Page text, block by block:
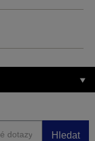
Hledat